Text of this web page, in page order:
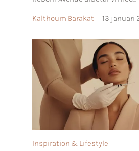
Kalthoum Barakat 13 januari
Inspiration & Lifestyle